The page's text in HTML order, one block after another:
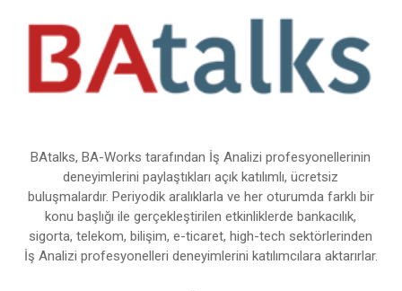
BAtalks, BA-Works tarafından İş Analizi profesyonellerinin
deneyimlerini paylaştıkları açık katılımlı, ücretsiz
buluşmalardır. Periyodik aralıklarla ve her oturumda farklı bir
konu başlığı ile gerçekleştirilen etkinliklerde bankacılık,
sigorta, telekom, bilişim, e-ticaret, high-tech sektörlerinden
İş Analizi profesyonelleri deneyimlerini katılımcılara aktarırlar.